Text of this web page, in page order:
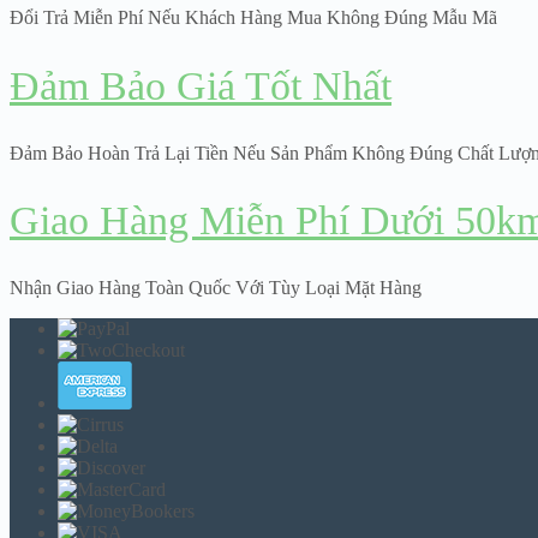
Đổi Trả Miễn Phí Nếu Khách Hàng Mua Không Đúng Mẫu Mã
Đảm Bảo Giá Tốt Nhất
Đảm Bảo Hoàn Trả Lại Tiền Nếu Sản Phẩm Không Đúng Chất
Giao Hàng Miễn Phí Dưới
Nhận Giao Hàng Toàn Quốc Với Tùy Loại Mặt Hàng